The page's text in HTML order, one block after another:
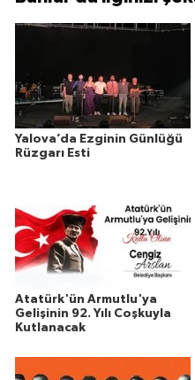
Yalova’da Ezginin Günlüğü
Rüzgarı Esti
Atatürk'ün Armutlu'ya
Gelişinin 92. Yılı Coşkuyla
Kutlanacak